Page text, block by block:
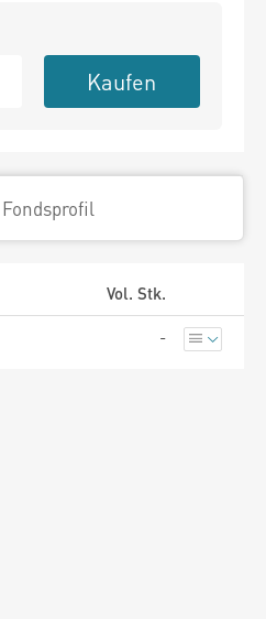
Kaufen
Fondsprofil
Vol. Stk.
-